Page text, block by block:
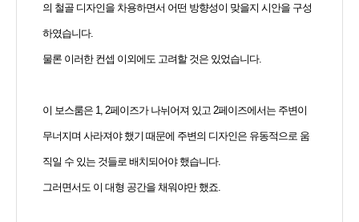
의 철골 디자인을 차용하면서 어떤 방향성이 맞을지 시안을 구성
하였습니다.
물론 이러한 컨셉 이외에도 고려할 것은 있었습니다.
이 보스룸은 1, 2페이즈가 나뉘어져 있고 2페이즈에서는 주변이
무너지며 사라져야 했기 때문에 주변의 디자인은 유동적으로 움
직일 수 있는 것들로 배치되어야 했습니다.
그러면서도 이 대형 공간을 채워야만 했죠.